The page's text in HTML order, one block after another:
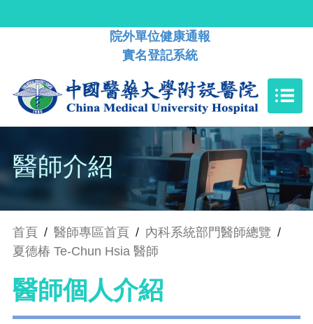
院外單位健康通報
實名登記系統
醫師介紹
首頁 / 醫師專區首頁 / 內科系統部門醫師總覽 /
夏德椿 Te-Chun Hsia 醫師
醫師個人介紹